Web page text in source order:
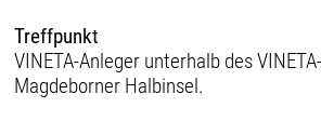
Treffpunkt
VINETA-Anleger unterhalb des
Magdeborner Halbinsel.